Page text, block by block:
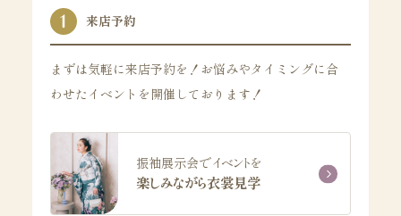
来店予約
まずは気軽に来店予約を！お悩みやタイミングに合
わせたイベントを開催しております！
振袖展示会でイベントを
楽しみながら衣裳見学